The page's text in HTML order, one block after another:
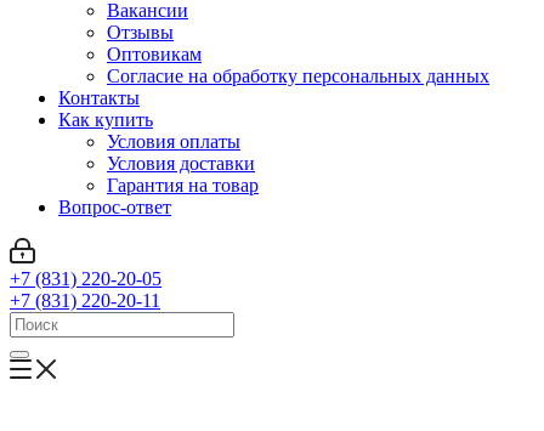
Вакансии
Отзывы
Оптовикам
Cогласие на обработку персональных данных
Контакты
Как купить
Условия оплаты
Условия доставки
Гарантия на товар
Вопрос-ответ
+7 (831) 220-20-05
+7 (831) 220-20-11